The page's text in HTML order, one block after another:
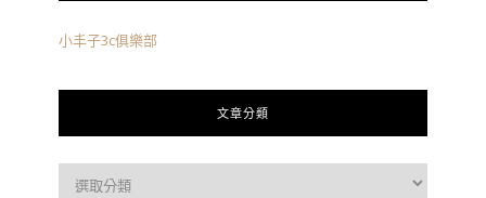
小丰子3c俱樂部
文章分類